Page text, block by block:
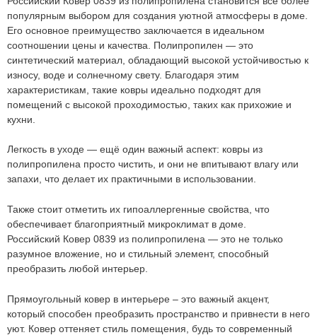
популярным выбором для создания уютной атмосферы в доме.
Его основное преимущество заключается в идеальном
соотношении цены и качества. Полипропилен — это
синтетический материал, обладающий высокой устойчивостью к
износу, воде и солнечному свету. Благодаря этим
характеристикам, такие ковры идеально подходят для
помещений с высокой проходимостью, таких как прихожие и
кухни.
Легкость в уходе — ещё один важный аспект: ковры из
полипропилена просто чистить, и они не впитывают влагу или
запахи, что делает их практичными в использовании.
Также стоит отметить их гипоаллергенные свойства, что
обеспечивает благоприятный микроклимат в доме.
Российский Ковер 0839 из полипропилена — это не только
разумное вложение, но и стильный элемент, способный
преобразить любой интерьер.
Прямоугольный ковер в интерьере – это важный акцент,
который способен преобразить пространство и привнести в него
уют. Ковер оттеняет стиль помещения, будь то современный
ОСТАВИТЬ ЗАЯВКУ
Оформитьзаказ!